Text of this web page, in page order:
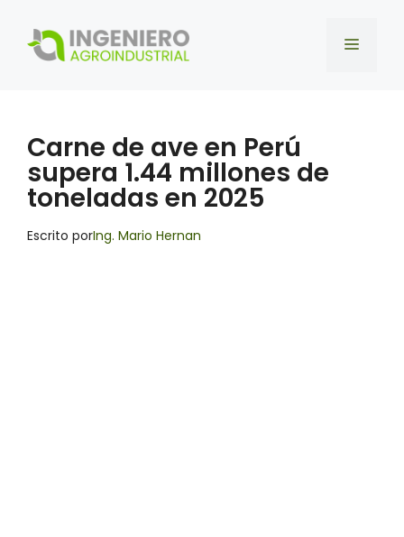
contenido
Menú
Carne de ave en Perú
supera 1.44 millones de
toneladas en 2025
Escrito porIng. Mario Hernan